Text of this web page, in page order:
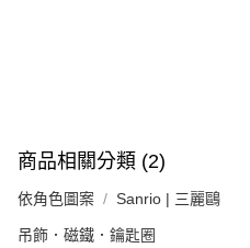
商品相關分類 (2)
依角色圖案 Sanrio | 三麗鷗
吊飾．磁鐵．鑰匙圈